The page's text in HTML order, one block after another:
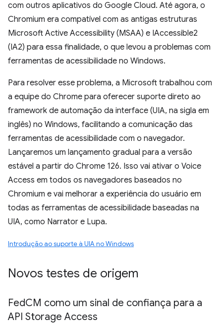
com outros aplicativos do Google Cloud. Até agora, o
Chromium era compatível com as antigas estruturas
Microsoft Active Accessibility (MSAA) e IAccessible2
(IA2) para essa finalidade, o que levou a problemas com
ferramentas de acessibilidade no Windows.
Para resolver esse problema, a Microsoft trabalhou com
a equipe do Chrome para oferecer suporte direto ao
framework de automação da interface (UIA, na sigla em
inglês) no Windows, facilitando a comunicação das
ferramentas de acessibilidade com o navegador.
Lançaremos um lançamento gradual para a versão
estável a partir do Chrome 126. Isso vai ativar o Voice
Access em todos os navegadores baseados no
Chromium e vai melhorar a experiência do usuário em
todas as ferramentas de acessibilidade baseadas na
UIA, como Narrator e Lupa.
Introdução ao suporte à UIA no Windows
Novos testes de origem
FedCM como um sinal de confiança para a
API Storage Access